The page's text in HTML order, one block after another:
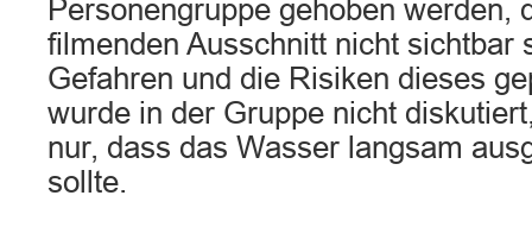
Personengruppe gehoben werden,
filmenden Ausschnitt nicht sichtbar
Gefahren und die Risiken dieses
wurde in der Gruppe nicht
nur, dass das Wasser langsam
sollte.